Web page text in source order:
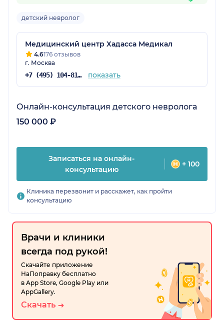
детский невролог
Медицинский центр Хадасса Медикал
4.6176 отзывов
г. Москва
+7 (495) 104-81-22 показать
Онлайн-консультация детского невролога
150 000 ₽
Записаться на онлайн-
консультацию
+ 100
Клиника перезвонит и расскажет, как пройти
консультацию
Врачи и клиники
всегда под рукой!
Скачайте приложение
НаПоправку бесплатно
в App Store, Google Play или
AppGallery.
Скачать